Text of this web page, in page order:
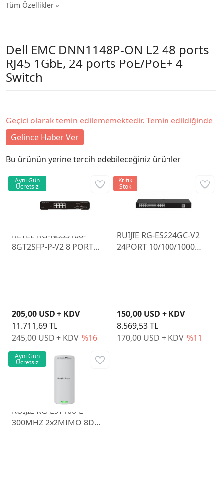
Tüm Özellikler
Dell EMC DNN1148P-ON L2 48 ports
RJ45 1GbE, 24 ports PoE/PoE+ 4
Switch
Geçici olarak temin edilememektedir. Temin edildiğinde
Gelince Haber Ver
Bu ürünün yerine tercih edebileceğiniz ürünler
REYEE RG-NBS3100-
8GT2SFP-P-V2 8 PORT
245,00 USD + KDV %16
205,00 USD + KDV
11.711,69 TL
Aynı Gün
Ücretsiz
RUIJIE RG-ES224GC-V2
24PORT 10/100/1000
170,00 USD + KDV %11
150,00 USD + KDV
8.569,53 TL
Kritik
Stok
RUIJIE RG-EST100-E
300MHZ 2x2MIMO 8DBI
Aynı Gün
Ücretsiz